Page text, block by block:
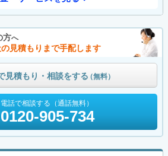
方へ
見積もりまで手配します
見積もり・相談をする（無料）
電話で相談する（通話無料）
0120-905-734